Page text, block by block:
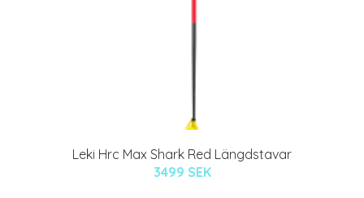
Leki Hrc Max Shark Red Längdstavar
3499 SEK